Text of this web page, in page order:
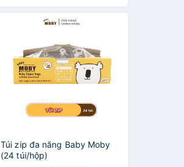
Túi zip đa năng Baby Moby
(24 túi/hộp)